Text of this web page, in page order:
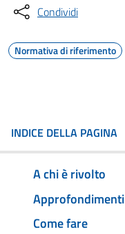
Condividi
Normativa di riferimento
INDICE DELLA PAGINA
A chi è rivolto
Approfondimenti
Come fare